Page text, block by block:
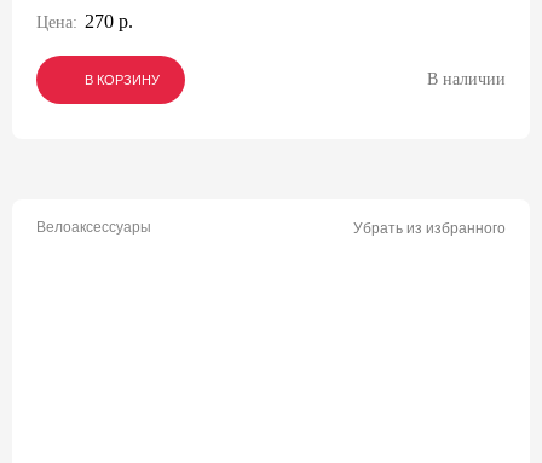
Цена: 270 р.
В КОРЗИНУ
В КОРЗИНУ
В КОРЗИНУ В наличии
Велоаксессуары Убрать из избранного